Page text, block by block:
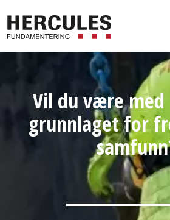
Vil du være med
grunnlaget for